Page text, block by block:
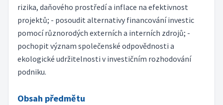
rizika, daňového prostředí a inflace na efektivnost
projektů; - posoudit alternativy financování investic
pomocí různorodých externích a interních zdrojů; -
pochopit význam společenské odpovědnosti a
ekologické udržitelnosti v investičním rozhodování
podniku.
Obsah předmětu